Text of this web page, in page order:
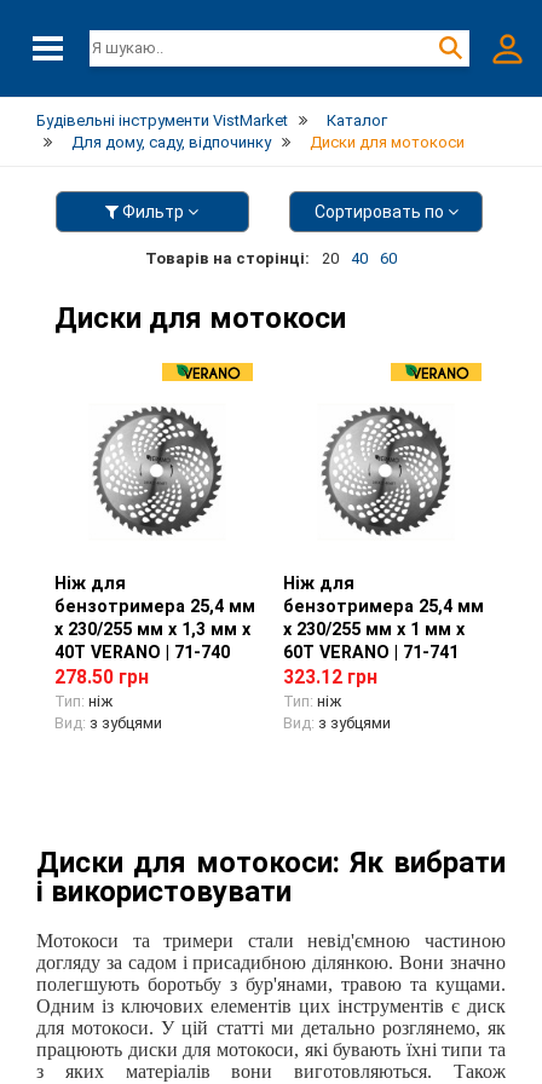
Будівельні інструменти VistMarket
Каталог
Для дому, саду, відпочинку
Диски для мотокоси
Фильтр Сортировать по
Товарів на сторінці: 20 40 60
Диски для мотокоси
Перегляд товару
Ніж для
бензотримера 25,4 мм
х 230/255 мм х 1,3 мм х
40T VERANO | 71-740
278.50 грн
Тип: ніж
Вид: з зубцями
Перегляд товару
Ніж для
бензотримера 25,4 мм
х 230/255 мм х 1 мм х
60T VERANO | 71-741
323.12 грн
Тип: ніж
Вид: з зубцями
Диски для мотокоси: Як вибрати
і використовувати
Мотокоси та тримери стали невід'ємною частиною
догляду за садом і присадибною ділянкою. Вони значно
полегшують боротьбу з бур'янами, травою та кущами.
Одним із ключових елементів цих інструментів є диск
для мотокоси. У цій статті ми детально розглянемо, як
працюють диски для мотокоси, які бувають їхні типи та
з яких матеріалів вони виготовляються. Також